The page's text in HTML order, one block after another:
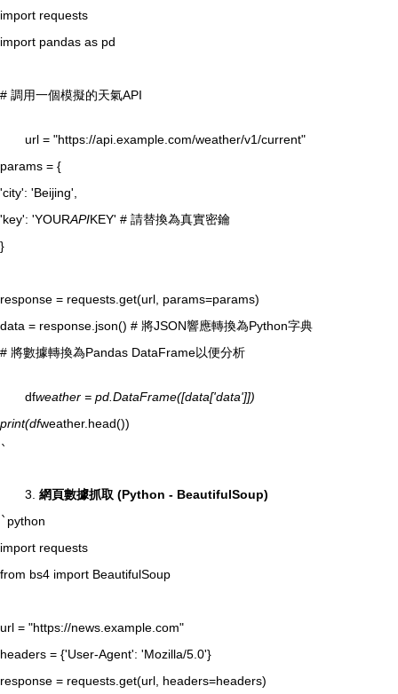
import requests
import pandas as pd
# 調用一個模擬的天氣API
url = "https://api.example.com/weather/v1/current"
params = {
'city': 'Beijing',
'key': 'YOURAPIKEY' # 請替換為真實密鑰
}
response = requests.get(url, params=params)
data = response.json() # 將JSON響應轉換為Python字典
# 將數據轉換為Pandas DataFrame以便分析
dfweather = pd.DataFrame([data['data']])
print(dfweather.head())
`
3. 網頁數據抓取 (Python - BeautifulSoup)
` python
import requests
from bs4 import BeautifulSoup
url = "https://news.example.com"
headers = {'User-Agent': 'Mozilla/5.0'}
response = requests.get(url, headers=headers)